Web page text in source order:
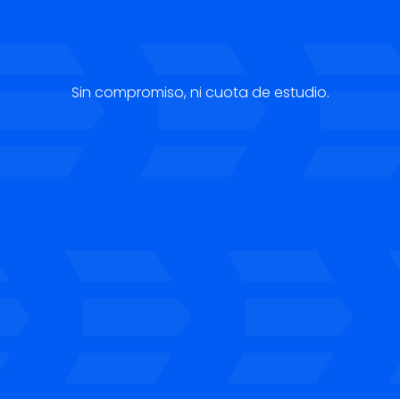
Sin compromiso, ni cuota de estudio.